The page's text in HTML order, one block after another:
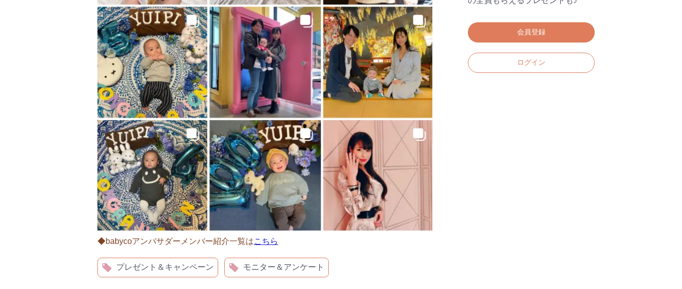
◆babycoアンバサダーメンバー紹介一覧はこちら
プレゼント＆キャンペーン モニター＆アンケート
会員登録
ログイン